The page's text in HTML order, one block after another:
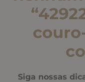
“
Siga nossas